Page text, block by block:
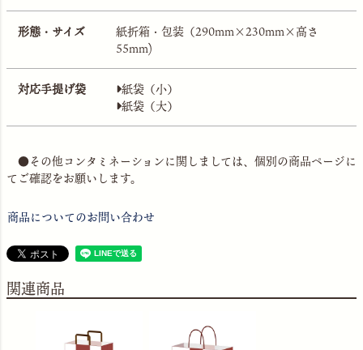
形態・サイズ
紙折箱・包装（290mm×230mm×高さ
55mm)
対応手提げ袋
紙袋（小）
紙袋（大）
●その他コンタミネーションに関しましては、個別の商品ページに
てご確認をお願いします。
商品についてのお問い合わせ
関連商品